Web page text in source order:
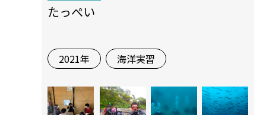
たっぺい
2021年 海洋実習